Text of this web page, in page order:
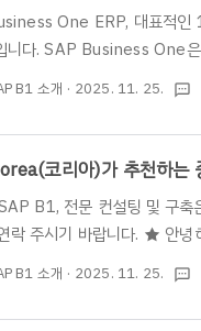
One ERP, 대표적인
니다. SAP Business One은
소·중견기업용 올인원 ERP
팩트 체크를 통해 바로잡
능 보기 ] : https://
社의 공식 ERP 제
B1 소개 · 2025. 11. 25. textsms
코리아)가 추천하는
B1, 전문 컨설팅 및 구축
락 주시기 바랍니다. ★ 안녕
★ “우리 회사에도 SAP ERP
Business One(SAP B1) 을
서 직접 법인을 설립해 운
B1 소개 · 2025. 11. 25. textsms